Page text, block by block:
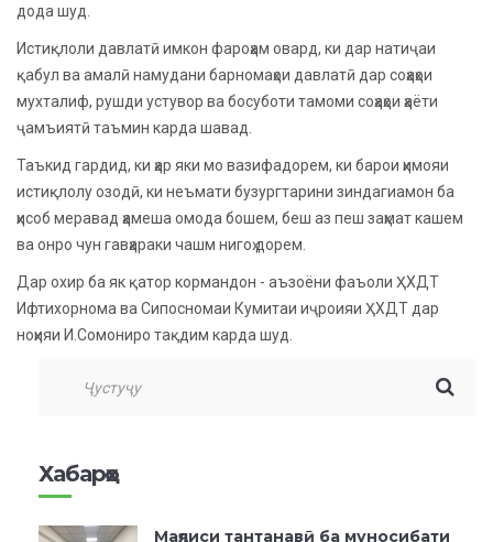
дода шуд.
Истиқлоли давлатӣ имкон фароҳам овард, ки дар натиҷаи
қабул ва амалӣ намудани барномаҳои давлатӣ дар соҳаҳои
мухталиф, рушди устувор ва босуботи тамоми соҳаҳои ҳаёти
ҷамъиятӣ таъмин карда шавад.
Таъкид гардид, ки ҳар яки мо вазифадорем, ки барои ҳимояи
истиқлолу озодӣ, ки неъмати бузургтарини зиндагиамон ба
ҳисоб меравад ҳамеша омода бошем, беш аз пеш заҳмат кашем
ва онро чун гавҳараки чашм нигоҳ дорем.
Дар охир ба як қатор кормандон - аъзоёни фаъоли ҲХДТ
Ифтихорнома ва Сипосномаи Кумитаи иҷроияи ҲХДТ дар
ноҳияи И.Сомониро тақдим карда шуд.
Хабарҳо
Маҷлиси тантанавӣ ба муносибати